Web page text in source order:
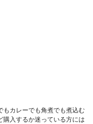
もカレーでも角煮でも煮込む
購入するか迷っている方には